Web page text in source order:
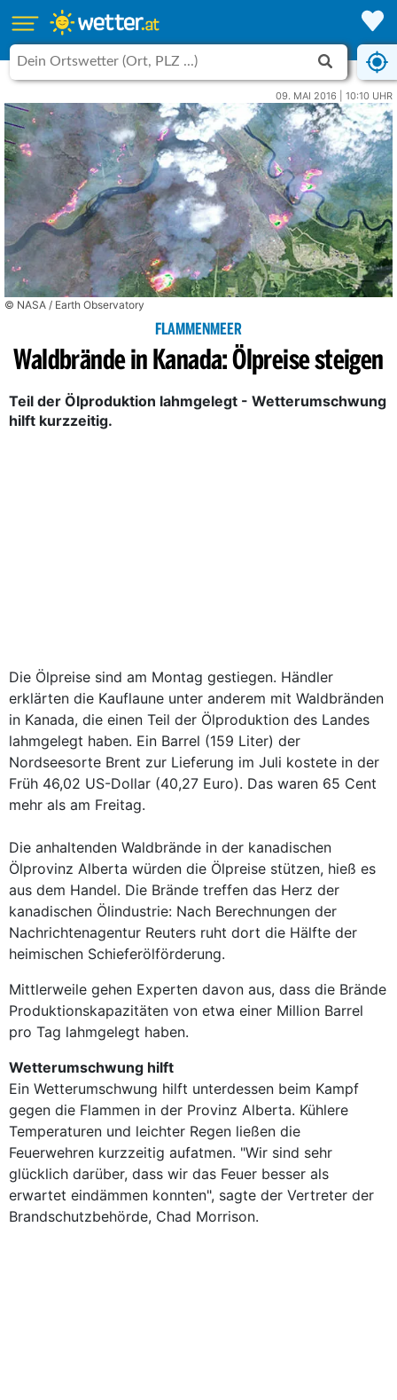
09. MAI 2016 | 10:10 UHR
© NASA / Earth Observatory
FLAMMENMEER
Waldbrände in Kanada: Ölpreise steigen
Teil der Ölproduktion lahmgelegt - Wetterumschwung
hilft kurzzeitig.
Die Ölpreise sind am Montag gestiegen. Händler
erklärten die Kauflaune unter anderem mit Waldbränden
in Kanada, die einen Teil der Ölproduktion des Landes
lahmgelegt haben. Ein Barrel (159 Liter) der
Nordseesorte Brent zur Lieferung im Juli kostete in der
Früh 46,02 US-Dollar (40,27 Euro). Das waren 65 Cent
mehr als am Freitag.
Die anhaltenden Waldbrände in der kanadischen
Ölprovinz Alberta würden die Ölpreise stützen, hieß es
aus dem Handel. Die Brände treffen das Herz der
kanadischen Ölindustrie: Nach Berechnungen der
Nachrichtenagentur Reuters ruht dort die Hälfte der
heimischen Schieferölförderung.
Mittlerweile gehen Experten davon aus, dass die Brände
Produktionskapazitäten von etwa einer Million Barrel
pro Tag lahmgelegt haben.
Wetterumschwung hilft
Ein Wetterumschwung hilft unterdessen beim Kampf
gegen die Flammen in der Provinz Alberta. Kühlere
Temperaturen und leichter Regen ließen die
Feuerwehren kurzzeitig aufatmen. "Wir sind sehr
glücklich darüber, dass wir das Feuer besser als
erwartet eindämmen konnten", sagte der Vertreter der
Brandschutzbehörde, Chad Morrison.